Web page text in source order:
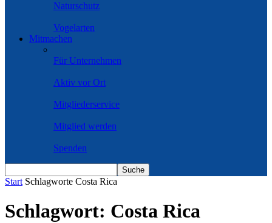
Naturschutz
Vogelarten
Mitmachen
Für Unternehmen
Aktiv vor Ort
Mitgliederservice
Mitglied werden
Spenden
Start Schlagworte Costa Rica
Schlagwort: Costa Rica